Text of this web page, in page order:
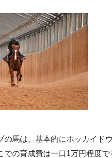
の馬は、基本的にホッカイド
での育成費は一口1万円程度で